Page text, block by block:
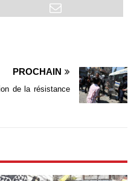
PROCHAIN
de la résistance